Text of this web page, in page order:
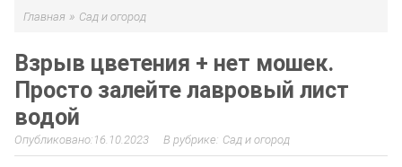
Главная » Сад и огород
Взрыв цветения + нет мошек.
Просто залейте лавровый лист
водой
16.10.2023 Сад и огород